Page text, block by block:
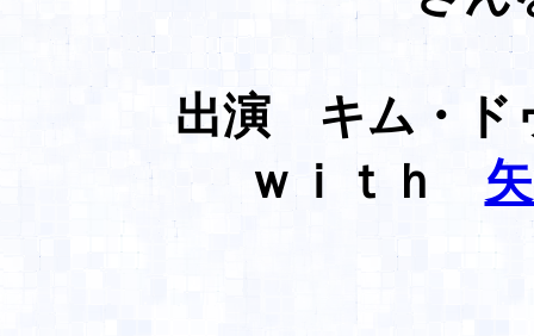
出演 キム・ド
ｗｉｔｈ